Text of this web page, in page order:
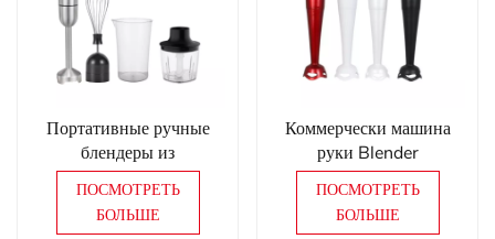
Портативные ручные
блендеры из
нержавеющей стали,
электрический ручной
блендер с регулируемой
ПОСМОТРЕТЬ
БОЛЬШЕ
Коммерчески машина
руки Blender
электрическая с чистым
медным мотором
ПОСМОТРЕТЬ
БОЛЬШЕ